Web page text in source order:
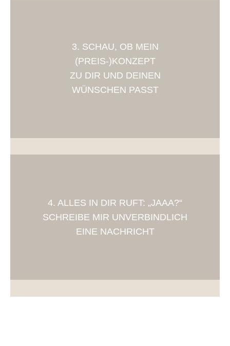
3. SCHAU, OB MEIN
(PREIS-)KONZEPT
ZU DIR UND DEINEN
WÜNSCHEN PASST
4. ALLES IN DIR RUFT: „JAAA?“
SCHREIBE MIR UNVERBINDLICH
EINE NACHRICHT